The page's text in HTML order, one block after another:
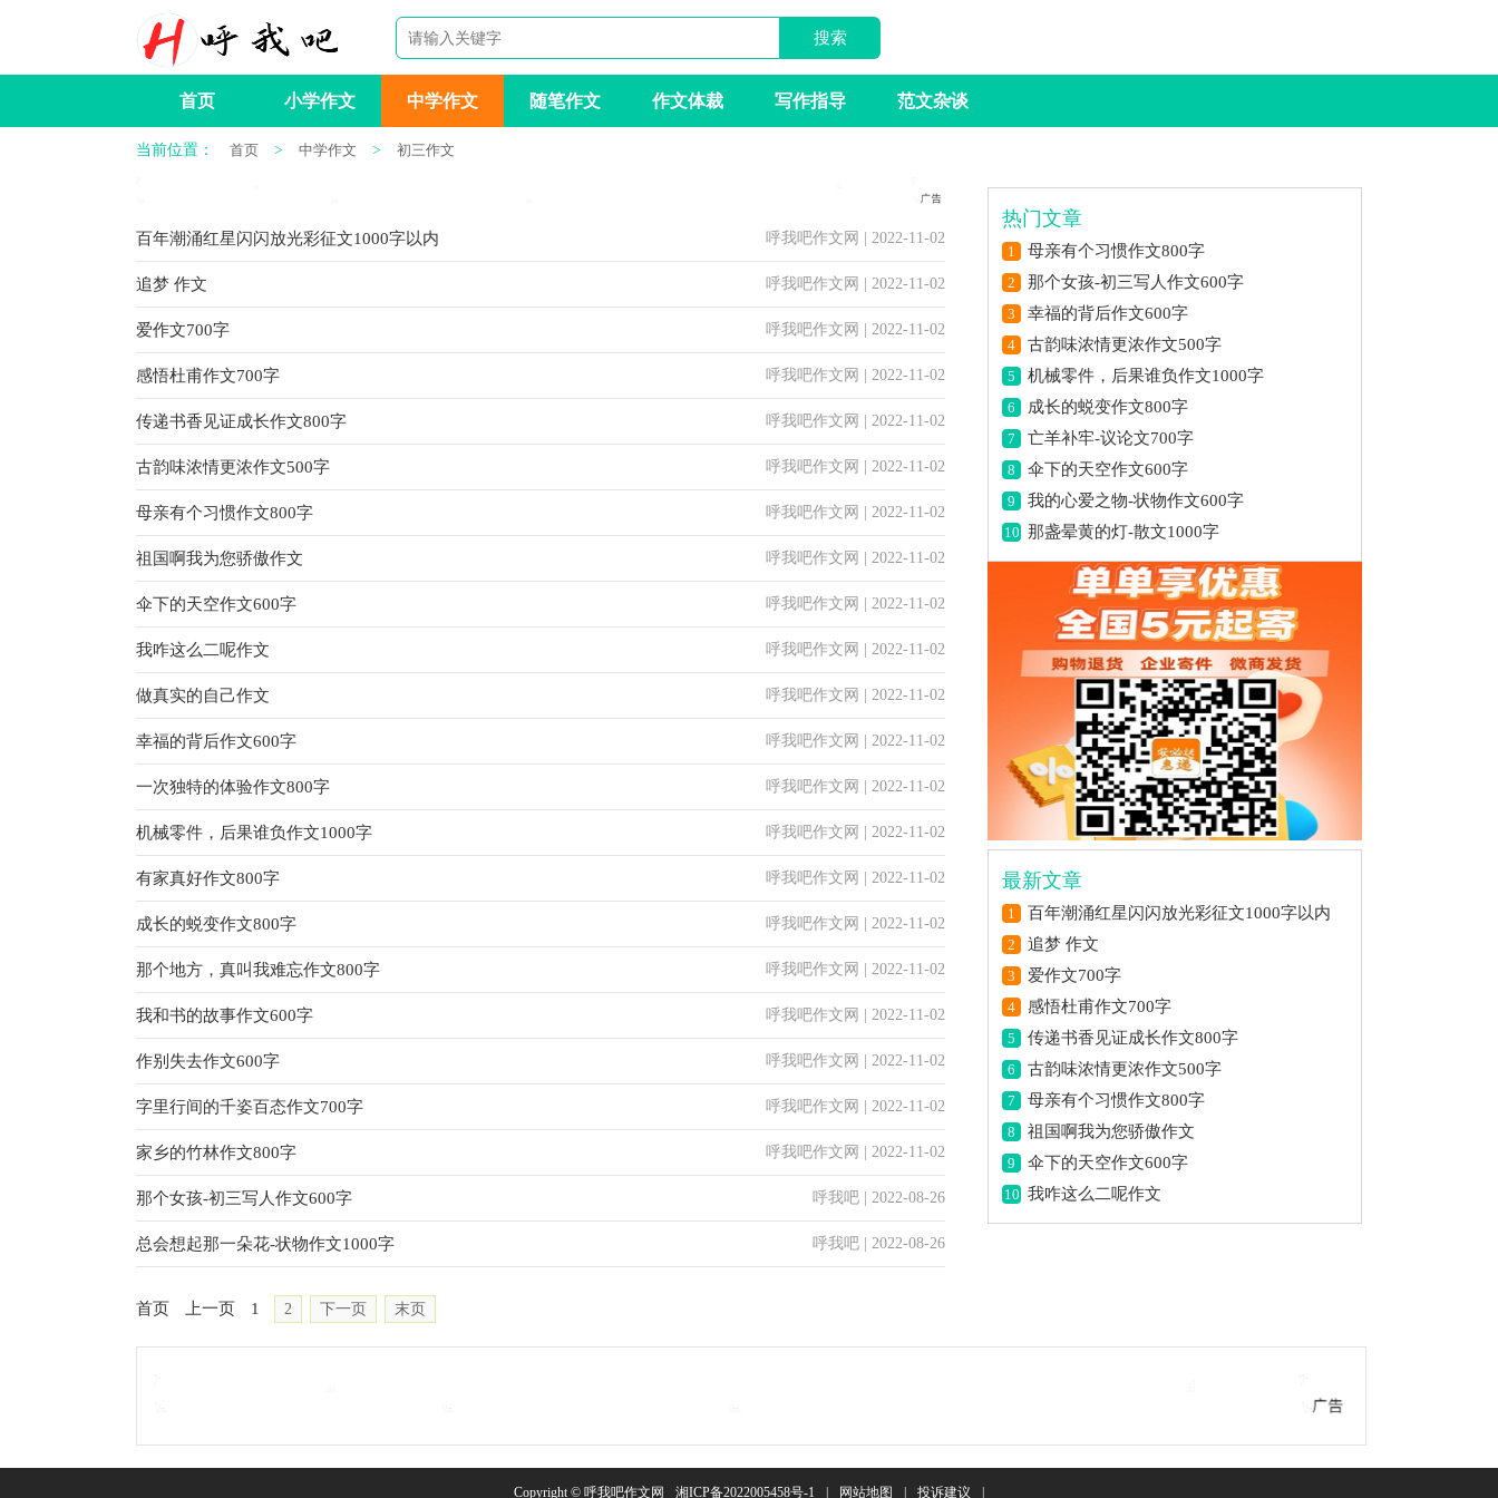
首页 小学作文 中学作文 随笔作文 作文体裁 写作指导 范文杂谈
当前位置： 首页 > 中学作文 > 初三作文
百年潮涌红星闪闪放光彩征文1000字以内 呼我吧作文网 | 2022-11-02
追梦 作文 呼我吧作文网 | 2022-11-02
爱作文700字 呼我吧作文网 | 2022-11-02
感悟杜甫作文700字 呼我吧作文网 | 2022-11-02
传递书香见证成长作文800字 呼我吧作文网 | 2022-11-02
古韵味浓情更浓作文500字 呼我吧作文网 | 2022-11-02
母亲有个习惯作文800字 呼我吧作文网 | 2022-11-02
祖国啊我为您骄傲作文 呼我吧作文网 | 2022-11-02
伞下的天空作文600字 呼我吧作文网 | 2022-11-02
我咋这么二呢作文 呼我吧作文网 | 2022-11-02
做真实的自己作文 呼我吧作文网 | 2022-11-02
幸福的背后作文600字 呼我吧作文网 | 2022-11-02
一次独特的体验作文800字 呼我吧作文网 | 2022-11-02
机械零件，后果谁负作文1000字 呼我吧作文网 | 2022-11-02
有家真好作文800字 呼我吧作文网 | 2022-11-02
成长的蜕变作文800字 呼我吧作文网 | 2022-11-02
那个地方，真叫我难忘作文800字 呼我吧作文网 | 2022-11-02
我和书的故事作文600字 呼我吧作文网 | 2022-11-02
作别失去作文600字 呼我吧作文网 | 2022-11-02
字里行间的千姿百态作文700字 呼我吧作文网 | 2022-11-02
家乡的竹林作文800字 呼我吧作文网 | 2022-11-02
那个女孩-初三写人作文600字 呼我吧 | 2022-08-26
总会想起那一朵花-状物作文1000字 呼我吧 | 2022-08-26
首页 上一页 1 2 下一页 末页
热门文章
1 母亲有个习惯作文800字
2 那个女孩-初三写人作文600字
3 幸福的背后作文600字
4 古韵味浓情更浓作文500字
5 机械零件，后果谁负作文1000字
6 成长的蜕变作文800字
7 亡羊补牢-议论文700字
8 伞下的天空作文600字
9 我的心爱之物-状物作文600字
10 那盏晕黄的灯-散文1000字
最新文章
1 百年潮涌红星闪闪放光彩征文1000字以内
2 追梦 作文
3 爱作文700字
4 感悟杜甫作文700字
5 传递书香见证成长作文800字
6 古韵味浓情更浓作文500字
7 母亲有个习惯作文800字
8 祖国啊我为您骄傲作文
9 伞下的天空作文600字
10 我咋这么二呢作文
Copyright © 呼我吧作文网 湘ICP备2022005458号-1 | 网站地图 | 投诉建议 |